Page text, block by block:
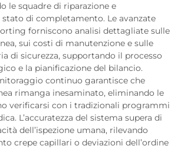
le squadre di riparazione e
di completamento. Le avanzate
forniscono analisi dettagliate sulle
sui costi di manutenzione e sulle
di sicurezza, supportando il processo
e la pianificazione del bilancio.
continuo garantisce che
rimanga inesaminato, eliminando le
verificarsi con i tradizionali programmi
L’accuratezza del sistema supera di
dell’ispezione umana, rilevando
crepe capillari o deviazioni dell’ordine